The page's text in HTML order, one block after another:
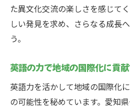
た異文化交流の楽しさを感じて
しい発見を求め、さらなる成長
う。
英語の力で地域の国際化に貢
英語力を活かして地域の国際化
の可能性を秘めています。愛知